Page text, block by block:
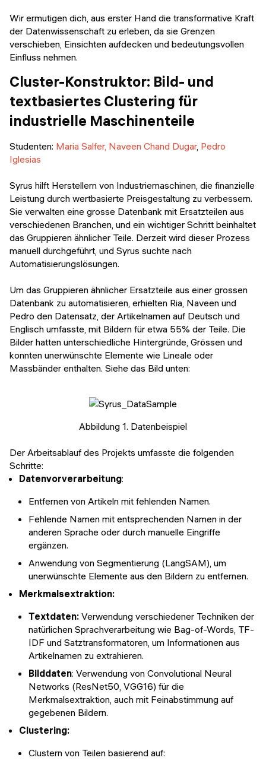
Wir ermutigen dich, aus erster Hand die transformative Kraft
der Datenwissenschaft zu erleben, da sie Grenzen
verschieben, Einsichten aufdecken und bedeutungsvollen
Einfluss nehmen.
Cluster-Konstruktor: Bild- und
textbasiertes Clustering für
industrielle Maschinenteile
Studenten: Maria Salfer, Naveen Chand Dugar, Pedro
Iglesias
Syrus hilft Herstellern von Industriemaschinen, die finanzielle
Leistung durch wertbasierte Preisgestaltung zu verbessern.
Sie verwalten eine grosse Datenbank mit Ersatzteilen aus
verschiedenen Branchen, und ein wichtiger Schritt beinhaltet
das Gruppieren ähnlicher Teile. Derzeit wird dieser Prozess
manuell durchgeführt, und Syrus suchte nach
Automatisierungslösungen.
Um das Gruppieren ähnlicher Ersatzteile aus einer grossen
Datenbank zu automatisieren, erhielten Ria, Naveen und
Pedro den Datensatz, der Artikelnamen auf Deutsch und
Englisch umfasste, mit Bildern für etwa 55% der Teile. Die
Bilder hatten unterschiedliche Hintergründe, Grössen und
konnten unerwünschte Elemente wie Lineale oder
Massbänder enthalten. Siehe das Bild unten:
Abbildung 1. Datenbeispiel
Der Arbeitsablauf des Projekts umfasste die folgenden
Schritte:
Datenvorverarbeitung:
Entfernen von Artikeln mit fehlenden Namen.
Fehlende Namen mit entsprechenden Namen in der
anderen Sprache oder durch manuelle Eingriffe
ergänzen.
Anwendung von Segmentierung (LangSAM), um
unerwünschte Elemente aus den Bildern zu entfernen.
Merkmalsextraktion:
Textdaten: Verwendung verschiedener Techniken der
natürlichen Sprachverarbeitung wie Bag-of-Words, TF-
IDF und Satztransformatoren, um Informationen aus
Artikelnamen zu extrahieren.
Bilddaten: Verwendung von Convolutional Neural
Networks (ResNet50, VGG16) für die
Merkmalsextraktion, auch mit Feinabstimmung auf
gegebenen Bildern.
Clustering:
Clustern von Teilen basierend auf: